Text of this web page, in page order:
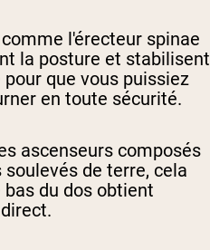
l'érecteur spinae
la posture et stabilisent
que vous puissiez
en toute sécurité.
ascenseurs composés
de terre, cela
du dos obtient